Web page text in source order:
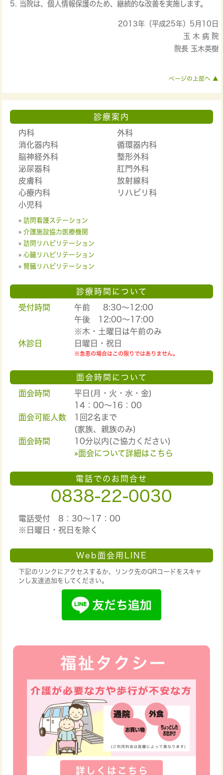
当院は、個人情報保護のため、継続的な改善を実施します。
2013年（平成25年）5月10日
玉 木 病 院
院長 玉木英樹
ページの上部へ ▲
診療案内
内科
消化器内科
脳神経外科
泌尿器科
皮膚科
心療内科
小児科
外科
循環器内科
整形外科
肛門外科
放射線科
リハビリ科
»訪問看護ステーション
»介護施設協力医療機関
»訪問リハビリテーション
»心臓リハビリテーション
» 腎臓リハビリテーション
診療時間について
受付時間
午前 8:30～12:00
午後 12:00～17:00
※木・土曜日は午前のみ
休診日
日曜日・祝日
※急患の場合はこの限りではありません。
面会時間について
面会時間
平日(月・火・水・金)
14：00～16：00
面会可能人数
1回2名まで
(家族、親族のみ)
面会時間
10分以内(ご協力ください)
»面会について詳細はこちら
電話でのお問合せ
0838-22-0030
電話受付 8：30～17：00
※日曜日・祝日を除く
Web面会用LINE
下記のリンクにアクセスするか、リンク先のQRコードをスキャ
ンし友達追加をしてください。